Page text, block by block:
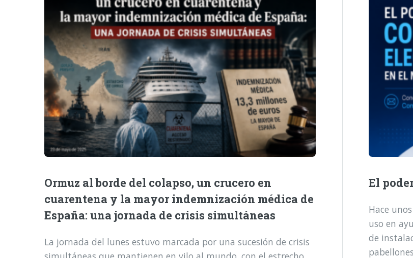
Ormuz al borde del colapso, un crucero en
cuarentena y la mayor indemnización médica de
España: una jornada de crisis simultáneas
La jornada del lunes estuvo marcada por una sucesión de crisis
El
Hace
uso en
de